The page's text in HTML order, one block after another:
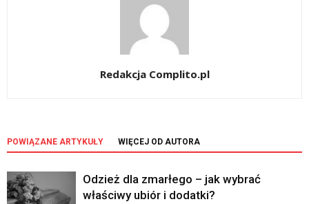
Redakcja Complito.pl
POWIĄZANE ARTYKUŁY WIĘCEJ OD AUTORA
Odzież dla zmarłego – jak wybrać
właściwy ubiór i dodatki?